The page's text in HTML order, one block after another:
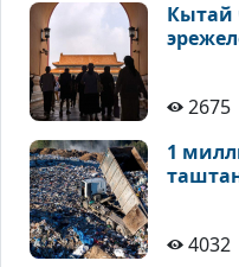
Кытай
2675
1
4032